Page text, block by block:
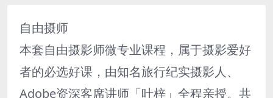
自由摄师
本套自由摄影师微专业课程，属于摄影爱好
者的必选好课，由知名旅行纪实摄影人、
Adobe资深客席讲师「叶梓」全程亲授。共